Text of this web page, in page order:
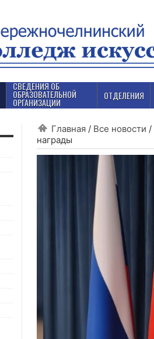
СВЕДЕНИЯ ОБ
ОБРАЗОВАТЕЛЬНОЙ
ОРГАНИЗАЦИИ
ОТДЕЛЕНИЯ
Главная / Все новости /
награды